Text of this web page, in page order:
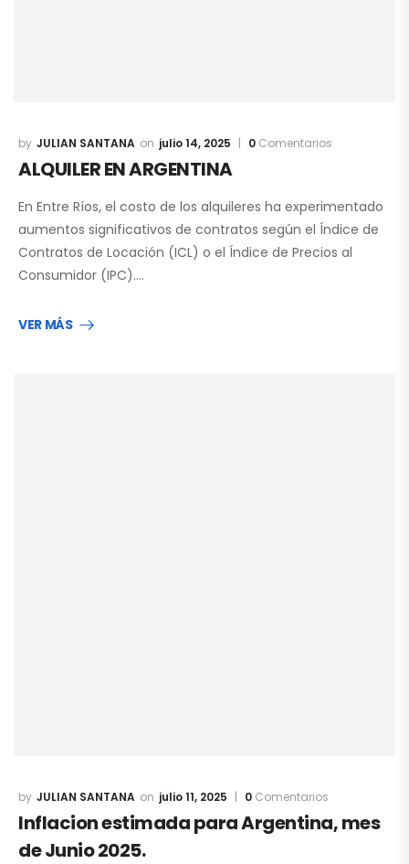
JULIAN SANTANA julio 14, 2025 0 Comentarios
ALQUILER EN ARGENTINA
En Entre Ríos, el costo de los alquileres ha experimentado
aumentos significativos de contratos según el Índice de
Contratos de Locación (ICL) o el Índice de Precios al
Consumidor (IPC).…
VER MÁS
JULIAN SANTANA julio 11, 2025 0 Comentarios
Inflacion estimada para Argentina, mes
de Junio 2025.